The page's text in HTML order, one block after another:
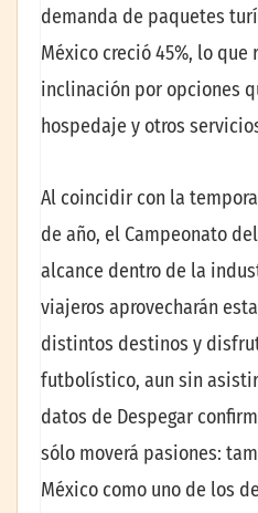
demanda de paquetes
México creció 45%, lo que
inclinación por opciones
hospedaje y otros
Al coincidir con la
de año, el Campeonato
alcance dentro de la
viajeros aprovecharán
distintos destinos y
futbolístico, aun sin
datos de Despegar
sólo moverá pasiones:
México como uno de los